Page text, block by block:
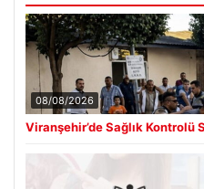
08/08/2026
Viranşehir’de Sağlık Kontrolü